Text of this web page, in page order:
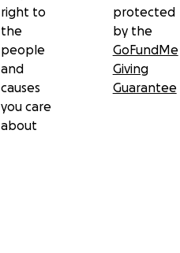
right to
the
people
and
causes
you care
about
protected
by the
GoFundMe
Giving
Guarantee